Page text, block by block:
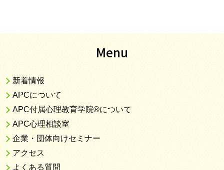
Menu
新着情報
APCについて
APC付属心理教育学院®について
APC心理相談室
企業・団体向けセミナー
アクセス
よくある質問